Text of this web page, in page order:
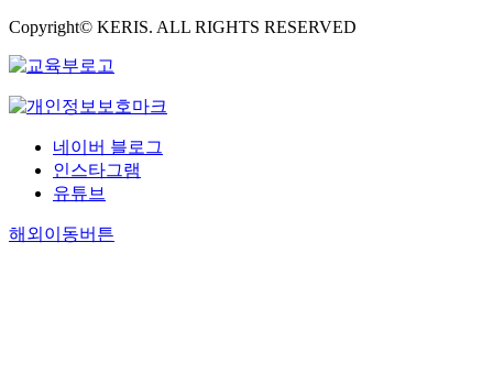
Copyright© KERIS. ALL RIGHTS RESERVED
네이버 블로그
인스타그램
유튜브
해외이동버튼